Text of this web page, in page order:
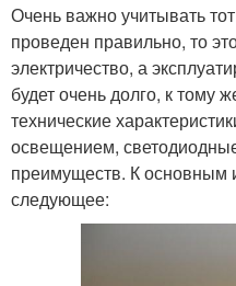
Очень важно учитывать
проведен правильно, то
электричество, а
будет очень долго, к тому
технические
освещением,
преимуществ. К основным
следующее: